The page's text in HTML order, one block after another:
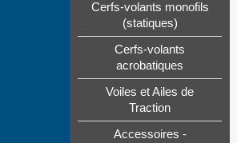
Cerfs-volants monofils
(statiques)
Cerfs-volants
acrobatiques
Voiles et Ailes de
Traction
Accessoires -